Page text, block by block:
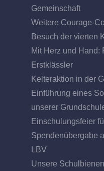
Gemeinschaft
Weitere Courage-
Besuch der vierten
Mit Herz und Hand:
Erstklässler
Kelteraktion in der
Einführung eines
unserer
Einschulungsfeier
Spendenübergabe
LBV
Unsere